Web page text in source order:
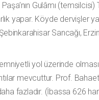
Gulâmı (temsilcisi)
yapar. Köyde dervişler
Sancağı,
yol üzerinde
mevcuttur. Prof.
fazladır. (İbassa 626